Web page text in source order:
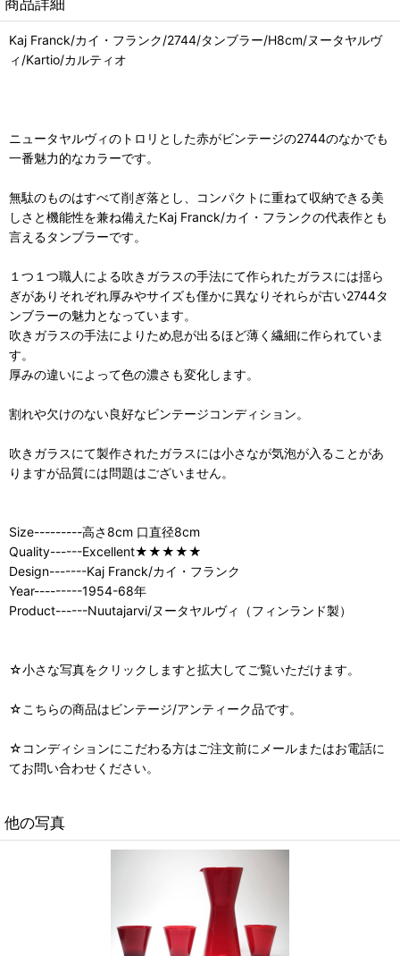
Kaj Franck/カイ・フランク/2744/タンブラー/H8cm/ヌータヤルヴ
ィ/Kartio/カルティオ
ニュータヤルヴィのトロリとした赤がビンテージの2744のなかでも
一番魅力的なカラーです。
無駄のものはすべて削ぎ落とし、コンパクトに重ねて収納できる美
しさと機能性を兼ね備えたKaj Franck/カイ・フランクの代表作とも
言えるタンブラーです。
１つ１つ職人による吹きガラスの手法にて作られたガラスには揺ら
ぎがありそれぞれ厚みやサイズも僅かに異なりそれらが古い2744タ
ンブラーの魅力となっています。
吹きガラスの手法によりため息が出るほど薄く繊細に作られていま
す。
厚みの違いによって色の濃さも変化します。
割れや欠けのない良好なビンテージコンディション。
吹きガラスにて製作されたガラスには小さなが気泡が入ることがあ
りますが品質には問題はございません。
Size---------高さ8cm 口直径8cm
Quality------Excellent★★★★★
Design-------Kaj Franck/カイ・フランク
Year---------1954-68年
Product------Nuutajarvi/ヌータヤルヴィ（フィンランド製）
☆小さな写真をクリックしますと拡大してご覧いただけます。
☆こちらの商品はビンテージ/アンティーク品です。
☆コンディションにこだわる方はご注文前にメールまたはお電話に
てお問い合わせください。
他の写真